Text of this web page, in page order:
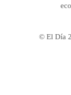
© El Día